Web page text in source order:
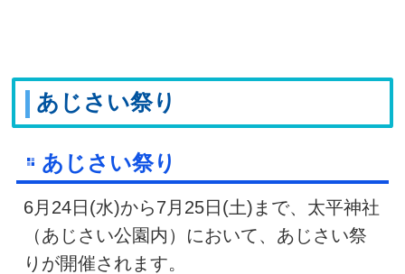
あじさい祭り
あじさい祭り
6月24日(水)から7月25日(土)まで、太平神社
（あじさい公園内）において、あじさい祭
りが開催されます。